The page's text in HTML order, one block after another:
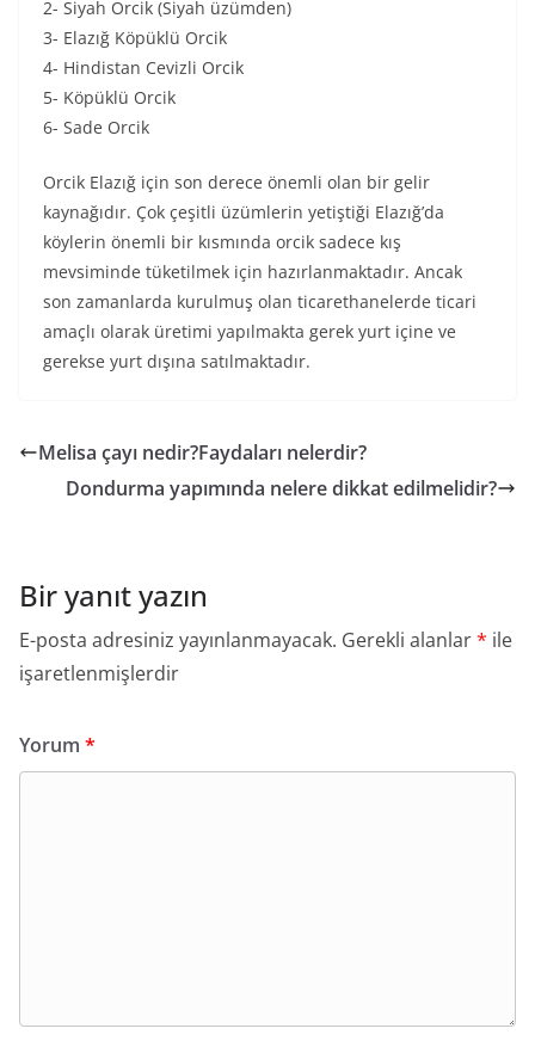
2- Siyah Orcik (Siyah üzümden)
3- Elazığ Köpüklü Orcik
4- Hindistan Cevizli Orcik
5- Köpüklü Orcik
6- Sade Orcik
Orcik Elazığ için son derece önemli olan bir gelir
kaynağıdır. Çok çeşitli üzümlerin yetiştiği Elazığ’da
köylerin önemli bir kısmında orcik sadece kış
mevsiminde tüketilmek için hazırlanmaktadır. Ancak
son zamanlarda kurulmuş olan ticarethanelerde ticari
amaçlı olarak üretimi yapılmakta gerek yurt içine ve
gerekse yurt dışına satılmaktadır.
Melisa çayı nedir?Faydaları nelerdir?
Dondurma yapımında nelere dikkat edilmelidir?
Bir yanıt yazın
E-posta adresiniz yayınlanmayacak. Gerekli alanlar* ile
işaretlenmişlerdir
Yorum *